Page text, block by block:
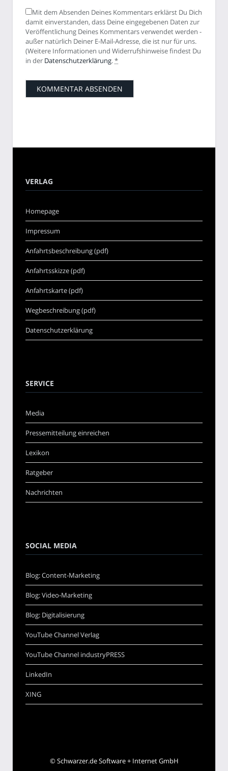
Mit dem Absenden Deines Kommentars erklärst Du Dich
damit einverstanden, dass Deine eingegebenen Daten zur
Veröffentlichung Deines Kommentars verwendet werden -
außer natürlich Deiner E-Mail-Adresse, die ist nur für uns.
(Weitere Informationen und Widerrufshinweise findest Du
in der Datenschutzerklärung.*
VERLAG
Homepage
Impressum
Anfahrtsbeschreibung (pdf)
Anfahrtsskizze (pdf)
Anfahrtskarte (pdf)
Wegbeschreibung (pdf)
Datenschutzerklärung
SERVICE
Media
Pressemitteilung einreichen
Lexikon
Ratgeber
Nachrichten
SOCIAL MEDIA
Blog: Content-Marketing
Blog: Video-Marketing
Blog: Digitalisierung
YouTube Channel Verlag
YouTube Channel industryPRESS
LinkedIn
XING
©Schwarzer.de Software + Internet GmbH